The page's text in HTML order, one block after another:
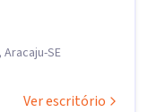
SE
Ver escritório